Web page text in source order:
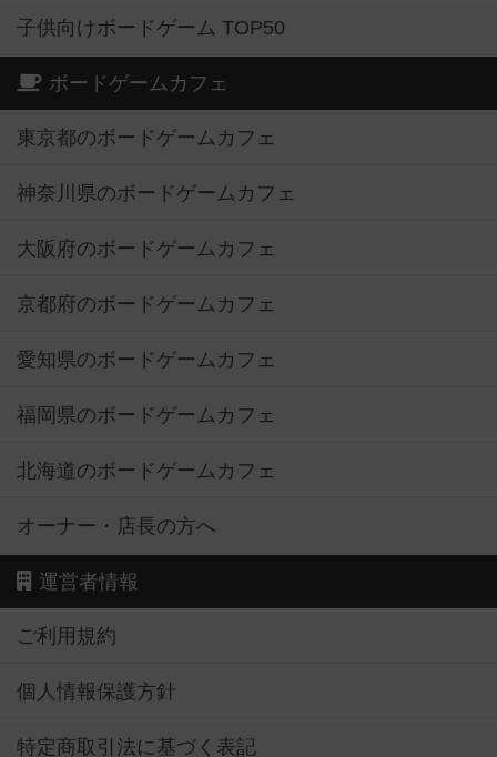
子供向けボードゲーム TOP50
ボードゲームカフェ
東京都のボードゲームカフェ
神奈川県のボードゲームカフェ
大阪府のボードゲームカフェ
京都府のボードゲームカフェ
愛知県のボードゲームカフェ
福岡県のボードゲームカフェ
北海道のボードゲームカフェ
オーナー・店長の方へ
運営者情報
ご利用規約
個人情報保護方針
特定商取引法に基づく表記